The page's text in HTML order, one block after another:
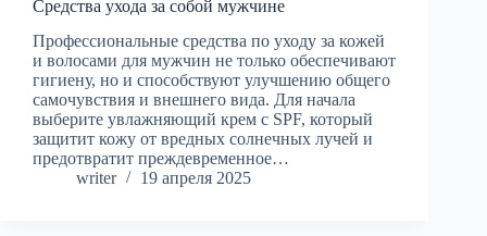
Средства ухода за собой мужчине
Профессиональные средства по уходу за кожей
и волосами для мужчин не только обеспечивают
гигиену, но и способствуют улучшению общего
самочувствия и внешнего вида. Для начала
выберите увлажняющий крем с SPF, который
защитит кожу от вредных солнечных лучей и
предотвратит преждевременное…
writer
19 апреля 2025